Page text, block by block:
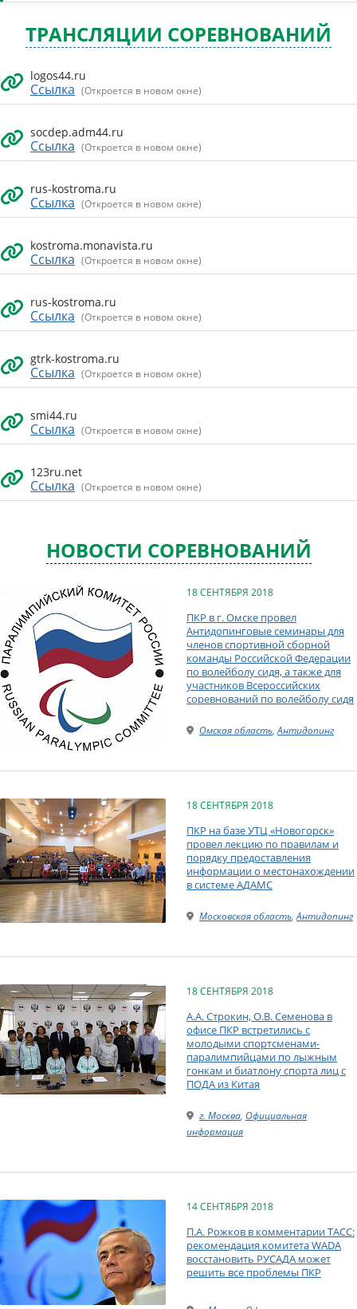
ТРАНСЛЯЦИИ СОРЕВНОВАНИЙ
logos44.ru
Ссылка (Откроется в новом окне)
socdep.adm44.ru
Ссылка (Откроется в новом окне)
rus-kostroma.ru
Ссылка (Откроется в новом окне)
kostroma.monavista.ru
Ссылка (Откроется в новом окне)
rus-kostroma.ru
Ссылка (Откроется в новом окне)
gtrk-kostroma.ru
Ссылка (Откроется в новом окне)
smi44.ru
Ссылка (Откроется в новом окне)
123ru.net
Ссылка (Откроется в новом окне)
НОВОСТИ СОРЕВНОВАНИЙ
18 СЕНТЯБРЯ 2018
ПКР в г. Омске провел
Антидопинговые семинары для
членов спортивной сборной
команды Российской Федерации
по волейболу сидя, а также для
участников Всероссийских
соревнований по волейболу сидя
Омская область,Антидопинг
18 СЕНТЯБРЯ 2018
ПКР на базе УТЦ «Новогорск»
провел лекцию по правилам и
порядку предоставления
информации о местонахождении
в системе АДАМС
Московская область,Антидопинг
18 СЕНТЯБРЯ 2018
А.А. Строкин, О.В. Семенова в
офисе ПКР встретились с
молодыми спортсменами-
паралимпийцами по лыжным
гонкам и биатлону спорта лиц с
ПОДА из Китая
г. Москва, Официальная
информация
14 СЕНТЯБРЯ 2018
П.А. Рожков в комментарии ТАСС:
рекомендация комитета WADA
восстановить РУСАДА может
решить все проблемы ПКР